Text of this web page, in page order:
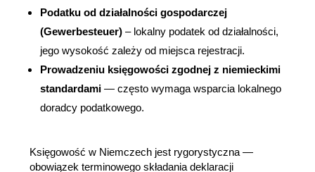
Podatku od działalności gospodarczej
(Gewerbesteuer) – lokalny podatek od działalności,
jego wysokość zależy od miejsca rejestracji.
Prowadzeniu księgowości zgodnej z niemieckimi
standardami — często wymaga wsparcia lokalnego
doradcy podatkowego.
Księgowość w Niemczech jest rygorystyczna —
obowiązek terminowego składania deklaracji